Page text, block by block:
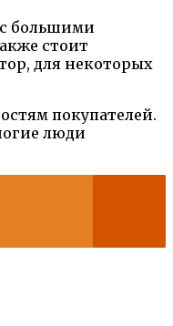
большими
стоит
для некоторых
покупателей.
люди